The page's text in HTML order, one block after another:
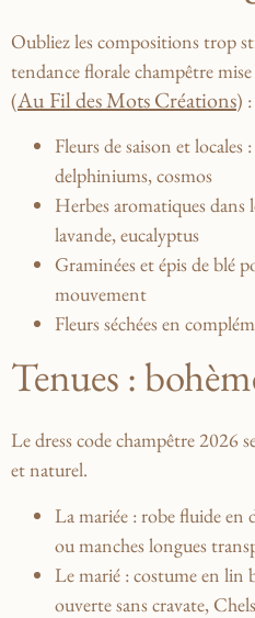
Oubliez les compositions trop
tendance florale champêtre
(Au Fil des Mots Créations) :
Fleurs de saison et locales
delphiniums, cosmos
Herbes aromatiquesdans
lavande, eucalyptus
Graminéeset épis de blé
mouvement
Fleurs séchéesen
Tenues :
Le dress code champêtre 2026
et naturel.
La mariée : robe fluide en
ou manches longues
Le marié : costume en lin
ouverte sans cravate,